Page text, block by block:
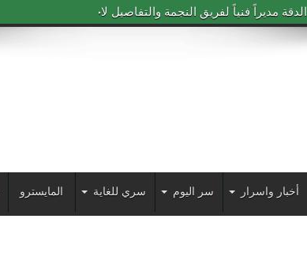
مديراً فنياً لفريق النجمة والتفاصيل لاحقاً
أخبار واسرار سر اليوم سري للغاية المايسترو